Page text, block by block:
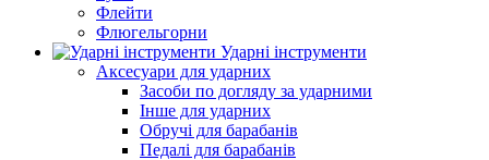
Флейти
Флюгельгорни
Ударні інструменти
Аксесуари для ударних
Засоби по догляду за ударними
Інше для ударних
Обручі для барабанів
Педалі для барабанів